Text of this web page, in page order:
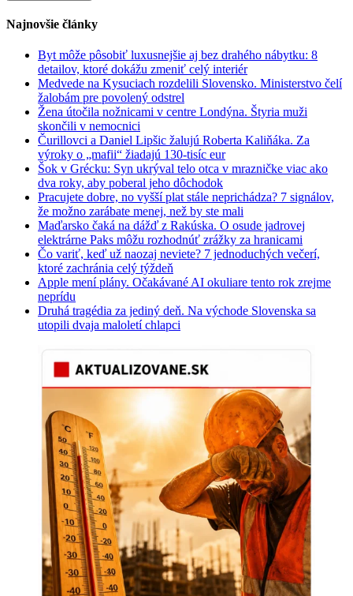
Najnovšie články
Byt môže pôsobiť luxusnejšie aj bez drahého nábytku: 8
detailov, ktoré dokážu zmeniť celý interiér
Medvede na Kysuciach rozdelili Slovensko. Ministerstvo čelí
žalobám pre povolený odstrel
Žena útočila nožnicami v centre Londýna. Štyria muži
skončili v nemocnici
Čurillovci a Daniel Lipšic žalujú Roberta Kaliňáka. Za
výroky o „mafii“ žiadajú 130-tisíc eur
Šok v Grécku: Syn ukrýval telo otca v mrazničke viac ako
dva roky, aby poberal jeho dôchodok
Pracujete dobre, no vyšší plat stále neprichádza? 7 signálov,
že možno zarábate menej, než by ste mali
Maďarsko čaká na dážď z Rakúska. O osude jadrovej
elektrárne Paks môžu rozhodnúť zrážky za hranicami
Čo variť, keď už naozaj neviete? 7 jednoduchých večerí,
ktoré zachránia celý týždeň
Apple mení plány. Očakávané AI okuliare tento rok zrejme
neprídu
Druhá tragédia za jediný deň. Na východe Slovenska sa
utopili dvaja maloletí chlapci